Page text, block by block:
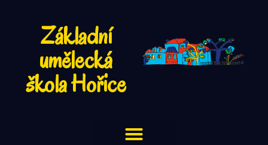
Základní
umělecká
škola Hořice